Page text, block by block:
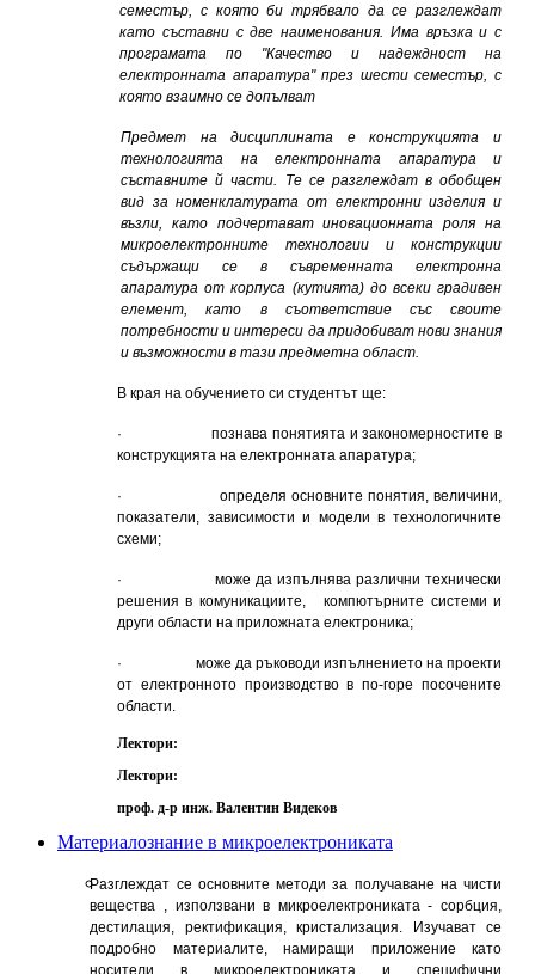
семестър, с която би трябвало да се разглеждат
като съставни с две наименования. Има връзка и с
програмата по "Качество и надеждност на
електронната апаратура" през шести семестър, с
която взаимно се допълват
Предмет на дисциплината е конструкцията и
технологията на електронната апаратура и
съставните й части. Те се разглеждат в обобщен
вид за номенклатурата от електронни изделия и
възли, като подчертават иновационната роля на
микроелектронните технологии и конструкции
съдържащи се в съвременната електронна
апаратура от корпуса (кутията) до всеки градивен
елемент, като в съответствие със своите
потребности и интереси да придобиват нови знания
и възможности в тази предметна област.
В края на обучението си студентът ще:
· познава понятията и закономерностите в
конструкцията на електронната апаратура;
· определя основните понятия, величини,
показатели, зависимости и модели в технологичните
схеми;
· може да изпълнява различни технически
решения в комуникациите, компютърните системи и
други области на приложната електроника;
· може да ръководи изпълнението на проекти
от електронното производство в по-горе посочените
области.
Лектори:
Лектори:
проф. д-р инж. Валентин Видеков
Материалознание в микроелектрониката
Разглеждат се основните методи за получаване на чисти
вещества , използвани в микроелектрониката - сорбция,
дестилация, ректификация, кристализация. Изучават се
подробно материалите, намиращи приложение като
носители в микроелектрониката и специфични